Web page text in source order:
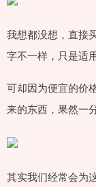
我想都没想，直接
字不一样，只是适
可却因为便宜的价
来的东西，果然一
其实我们经常会为